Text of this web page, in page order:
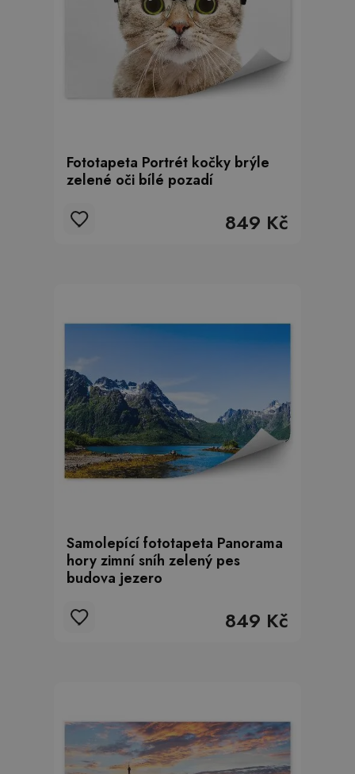
Fototapeta Portrét kočky brýle
zelené oči bílé pozadí
849 Kč
Samolepící fototapeta Panorama
hory zimní sníh zelený pes
budova jezero
849 Kč